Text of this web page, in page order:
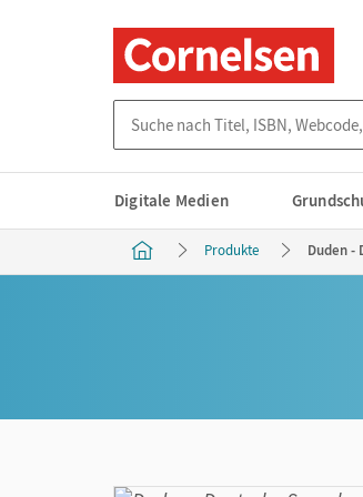
Digitale Medien
Produkte Duden -